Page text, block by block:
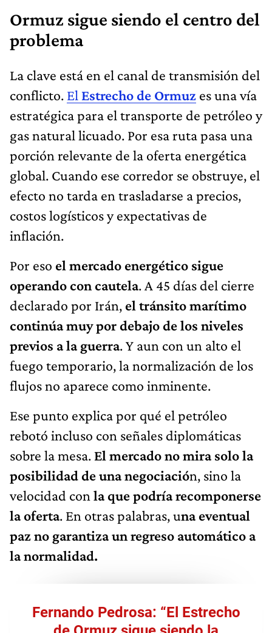
Ormuz sigue siendo el centro del
problema
La clave está en el canal de transmisión del
conflicto. El Estrecho de Ormuz es una vía
estratégica para el transporte de petróleo y
gas natural licuado. Por esa ruta pasa una
porción relevante de la oferta energética
global. Cuando ese corredor se obstruye, el
efecto no tarda en trasladarse a precios,
costos logísticos y expectativas de
inflación.
Por eso el mercado energético sigue
operando con cautela. A 45 días del cierre
declarado por Irán, el tránsito marítimo
continúa muy por debajo de los niveles
previos a la guerra. Y aun con un alto el
fuego temporario, la normalización de los
flujos no aparece como inminente.
Ese punto explica por qué el petróleo
rebotó incluso con señales diplomáticas
sobre la mesa. El mercado no mira solo la
posibilidad de una negociación, sino la
velocidad con la que podría recomponerse
la oferta. En otras palabras, una eventual
paz no garantiza un regreso automático a
la normalidad.
Fernando Pedrosa: “El Estrecho